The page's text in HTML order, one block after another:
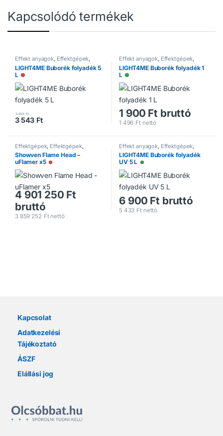
Kapcsolódó termékek
Effekt anyagok, Effektgépek,
Folyadékok
LIGHT4ME Buborék folyadék 5
L Nincs raktáron
3 858 Ft
3 543 Ft
Effekt anyagok, Effektgépek,
Folyadékok
LIGHT4ME Buborék folyadék 1
L Elérhető
1 900 Ft bruttó
1 496 Ft nettó
Effektgépek, Effektgépek,
Lánggépek
Showven Flame Head –
uFlamer x5 Nincs raktáron
4 901 250 Ft
bruttó
3 859 252 Ftnettó
Effekt anyagok, Effektgépek,
Folyadékok
LIGHT4ME Buborék folyadék
UV 5 L Elérhető
6 900 Ft bruttó
5 433 Ft nettó
Kapcsolat
Adatkezelési
Tájékoztató
ÁSZF
Elállási jog